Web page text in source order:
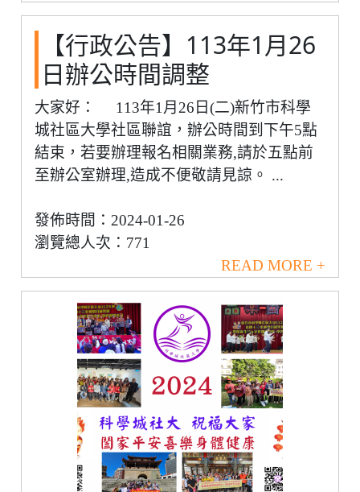
【行政公告】113年1月26
日辦公時間調整
大家好： 113年1月26日(二)新竹市科學
城社區大學社區聯誼，辦公時間到下午5點
結束，若要辦理報名相關業務,請於五點前
至辦公室辦理,造成不便敬請見諒。 ...
發佈時間：2024-01-26
瀏覽總人次：771
READ MORE +